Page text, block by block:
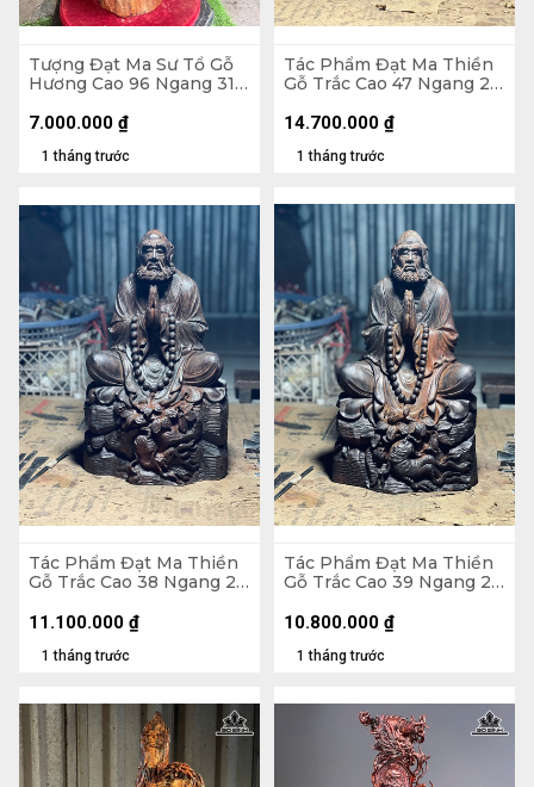
Tượng Đạt Ma Sư Tổ Gỗ
Hương Cao 96 Ngang 31
1 tháng trước
7.000.000 ₫
Tác Phẩm Đạt Ma Thiền
Gỗ Trắc Cao 47 Ngang 26
1 tháng trước
14.700.000 ₫
Tác Phẩm Đạt Ma Thiền
Gỗ Trắc Cao 38 Ngang 23
1 tháng trước
11.100.000 ₫
Tác Phẩm Đạt Ma Thiền
Gỗ Trắc Cao 39 Ngang 22
1 tháng trước
10.800.000 ₫